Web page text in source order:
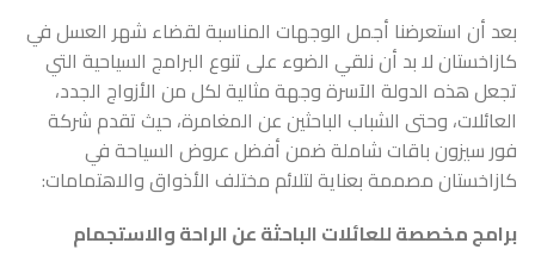
بعد أن استعرضنا أجمل الوجهات المناسبة لقضاء شهر العسل في
كازاخستان لا بد أن نلقي الضوء على تنوع البرامج السياحية التي
تجعل هذه الدولة الآسرة وجهة مثالية لكل من الأزواج الجدد،
العائلات، وحتى الشباب الباحثين عن المغامرة، حيث تقدم شركة
فور سيزون باقات شاملة ضمن أفضل عروض السياحة في
كازاخستان مصممة بعناية لتلائم مختلف الأذواق والاهتمامات:
برامج مخصصة للعائلات الباحثة عن الراحة والاستجمام